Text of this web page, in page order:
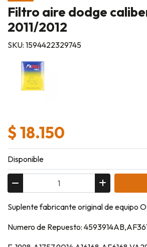
Filtro aire dodge
2011/2012
SKU: 1594422329745
$ 18.150
Disponible
Suplente fabricante original de equipo
Numero de Repuesto: